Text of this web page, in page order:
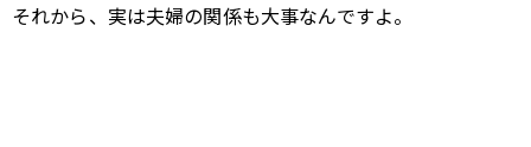
それから、実は夫婦の関係も大事なんですよ。